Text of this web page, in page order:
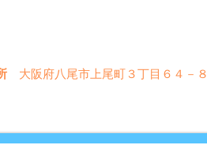
大阪府八尾市上尾町３丁目６４－８